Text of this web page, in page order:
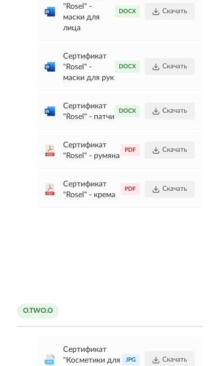
"Rosel" -
маски для
лица
DOCX Скачать
Сертификат
"Rosel" -
маски для рук
DOCX Скачать
Сертификат
"Rosel" - патчи
DOCX Скачать
Сертификат
"Rosel" - румяна
PDF Скачать
Сертификат
"Rosel" - крема
PDF Скачать
O.TWO.O
Сертификат
"Косметики для
JPG Скачать